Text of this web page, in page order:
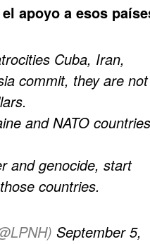
apoyo a esos
Cuba, Iran,
commit, they are not
and NATO countries
and genocide, start
countries.
September 5,